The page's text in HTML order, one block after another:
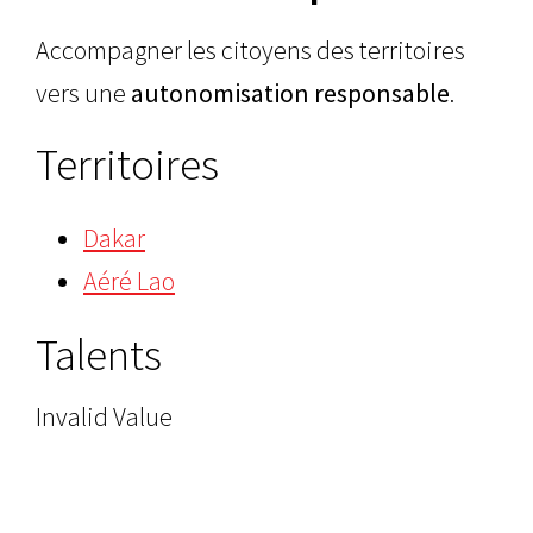
Accompagner les citoyens des territoires
vers une autonomisation responsable.
Territoires
Dakar
Aéré Lao
Talents
Invalid Value